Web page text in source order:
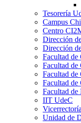
Tesorería
Campus
Centro
Dirección
Dirección
Facultad de
Facultad de
Facultad de
Facultad de
Facultad de
IIT UdeC
Vicerrectoría
Unidad de